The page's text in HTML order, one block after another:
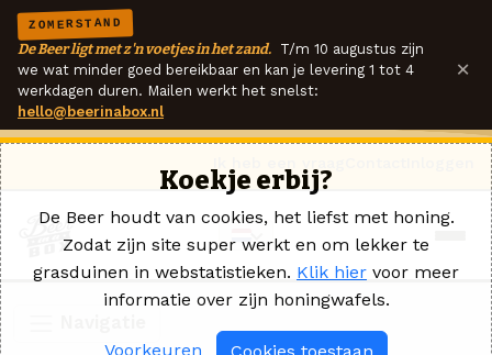
ZOMERSTAND
De Beer ligt met z'n voetjes in het zand. T/m 10 augustus zijn
we wat minder goed bereikbaar en kan je levering 1 tot 4
werkdagen duren. Mailen werkt het snelst:
hello@beerinabox.nl
×
Koekje erbij?
De Beer houdt van cookies, het liefst met honing.
Zodat zijn site super werkt en om lekker te
grasduinen in webstatistieken. Klik hier voor meer
informatie over zijn honingwafels.
Voorkeuren